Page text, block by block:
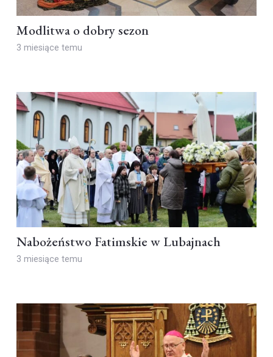
Modlitwa o dobry sezon
3 miesiące temu
Nabożeństwo Fatimskie w Lubajnach
3 miesiące temu